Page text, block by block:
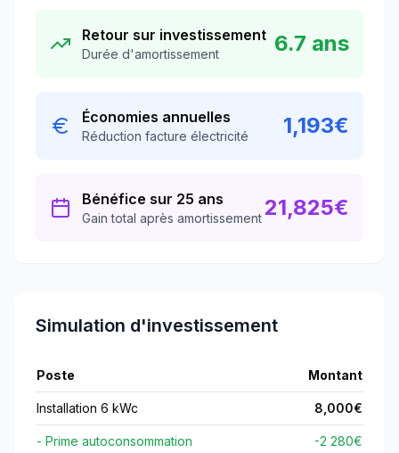
Retour sur investissement
Durée d'amortissement 6.7 ans
Économies annuelles
Réduction facture électricité 1,193€
Bénéfice sur 25 ans
Gain total après amortissement 21,825€
Simulation d'investissement
Poste Montant
Installation 6 kWc 8,000€
- Prime autoconsommation -2 280€